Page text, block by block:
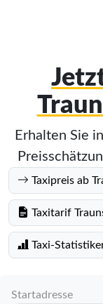
Erhalten Sie
Taxipreis ab
Taxitarif
Taxi-
Startadresse